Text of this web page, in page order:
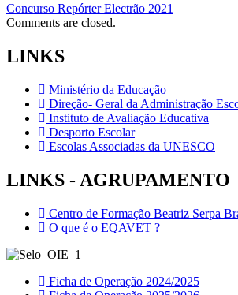
Concurso Repórter Electrão 2021
Comments are closed.
LINKS
Ministério da Educação
Direção- Geral da Administração
Instituto de Avaliação Educativa
Desporto Escolar
Escolas Associadas da UNESCO
LINKS - AGRUPAMENTO
Centro de Formação Beatriz Serpa
O que é o EQAVET ?
Ficha de Operação 2024/2025